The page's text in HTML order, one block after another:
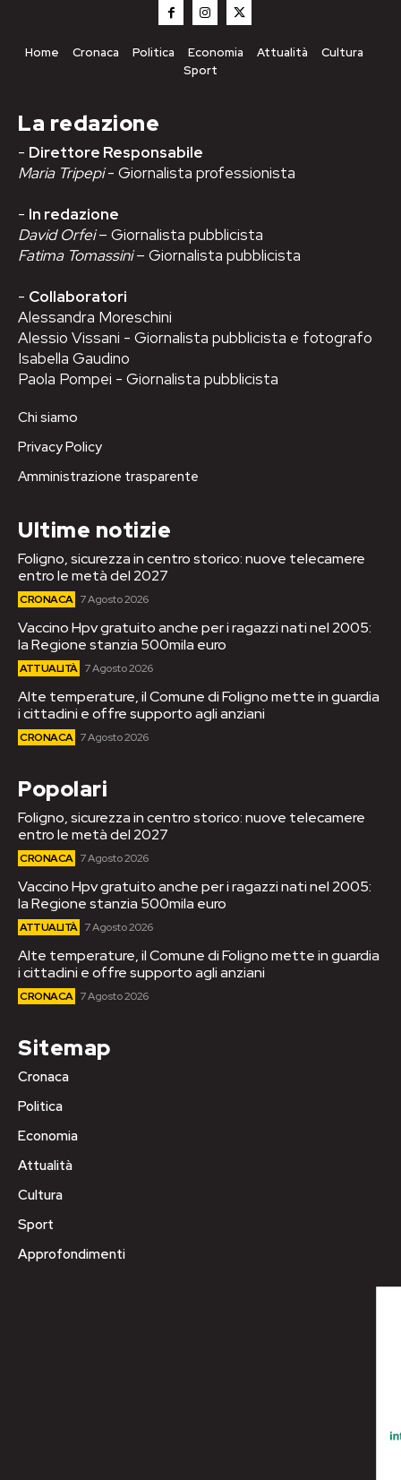
Home Cronaca Politica Economia Attualità
Cultura
Sport
La redazione
- Direttore Responsabile
Maria Tripepi- Giornalista professionista
- In redazione
David Orfei– Giornalista pubblicista
Fatima Tomassini– Giornalista pubblicista
- Collaboratori
Alessandra Moreschini
Alessio Vissani - Giornalista pubblicista e fotografo
Isabella Gaudino
Paola Pompei - Giornalista pubblicista
Chi siamo
Privacy Policy
Amministrazione trasparente
Ultime notizie
Foligno, sicurezza in centro storico: nuove telecamere
entro le metà del 2027
CRONACA 7 Agosto 2026
Vaccino Hpv gratuito anche per i ragazzi nati nel 2005:
la Regione stanzia 500mila euro
ATTUALITÀ 7 Agosto 2026
Alte temperature, il Comune di Foligno mette in guardia
i cittadini e offre supporto agli anziani
CRONACA 7 Agosto 2026
Popolari
Foligno, sicurezza in centro storico: nuove telecamere
entro le metà del 2027
CRONACA 7 Agosto 2026
Vaccino Hpv gratuito anche per i ragazzi nati nel 2005:
la Regione stanzia 500mila euro
ATTUALITÀ 7 Agosto 2026
Alte temperature, il Comune di Foligno mette in guardia
i cittadini e offre supporto agli anziani
CRONACA 7 Agosto 2026
Sitemap
Cronaca
Politica
Economia
Attualità
Cultura
Sport
Approfondimenti